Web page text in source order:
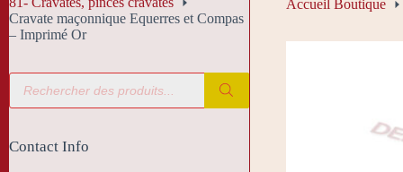
Accueil Boutique
Cravate maçonnique Equerres et Compas
– Imprimé Or
Recherche
produits
Contact Info